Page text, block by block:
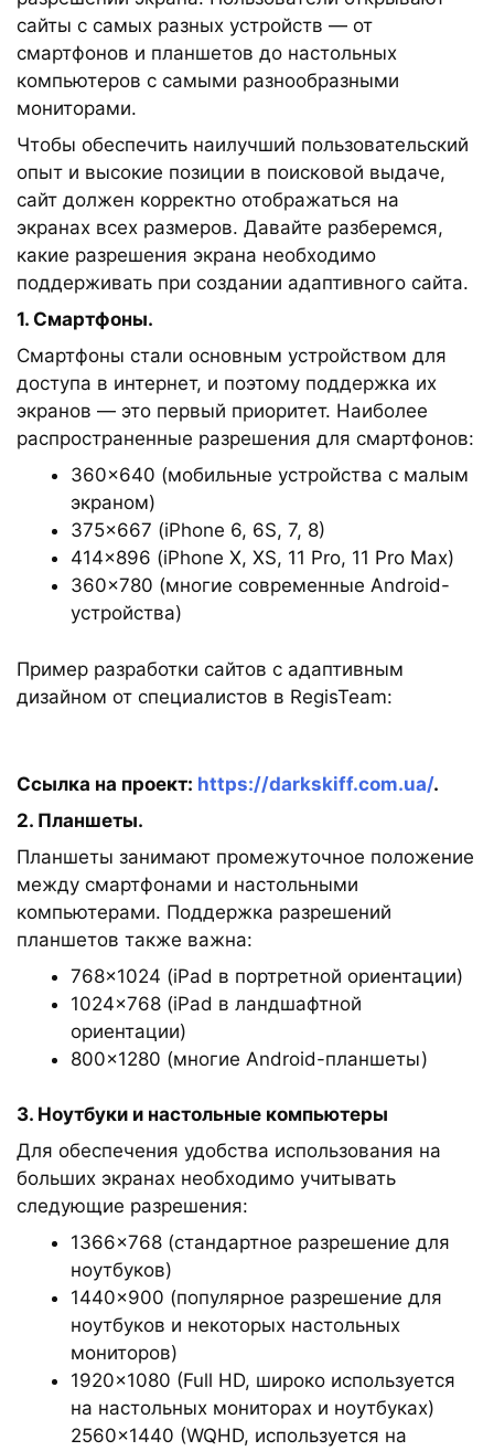
сайты с самых разных устройств — от
смартфонов и планшетов до настольных
компьютеров с самыми разнообразными
мониторами.
Чтобы обеспечить наилучший пользовательский
опыт и высокие позиции в поисковой выдаче,
сайт должен корректно отображаться на
экранах всех размеров. Давайте разберемся,
какие разрешения экрана необходимо
поддерживать при создании адаптивного сайта.
1. Смартфоны.
Смартфоны стали основным устройством для
доступа в интернет, и поэтому поддержка их
экранов — это первый приоритет. Наиболее
распространенные разрешения для смартфонов:
360×640 (мобильные устройства с малым
экраном)
375×667 (iPhone 6, 6S, 7, 8)
414×896 (iPhone X, XS, 11 Pro, 11 Pro Max)
360×780 (многие современные Android-
устройства)
Пример разработки сайтов с адаптивным
дизайном от специалистов в RegisTeam:
Ссылка на проект: https://darkskiff.com.ua/.
2. Планшеты.
Планшеты занимают промежуточное положение
между смартфонами и настольными
компьютерами. Поддержка разрешений
планшетов также важна:
768×1024 (iPad в портретной ориентации)
1024×768 (iPad в ландшафтной
ориентации)
800×1280 (многие Android-планшеты)
3. Ноутбуки и настольные компьютеры
Для обеспечения удобства использования на
больших экранах необходимо учитывать
следующие разрешения:
1366×768 (стандартное разрешение для
ноутбуков)
1440×900 (популярное разрешение для
ноутбуков и некоторых настольных
мониторов)
1920×1080 (Full HD, широко используется
на настольных мониторах и ноутбуках)
2560×1440 (WQHD, используется на